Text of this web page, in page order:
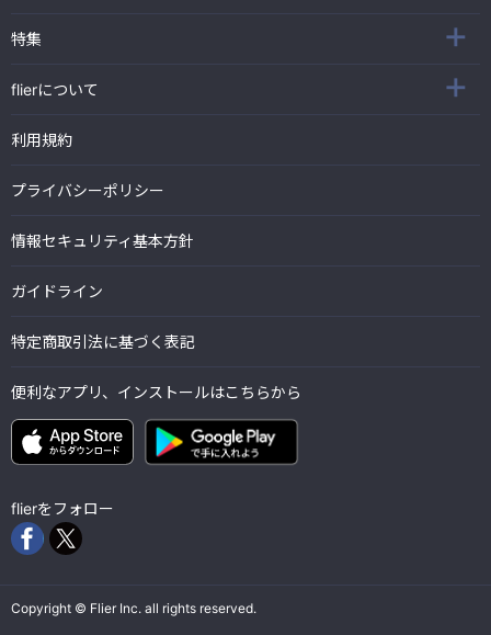
特集
flierについて
利用規約
プライバシーポリシー
情報セキュリティ基本方針
ガイドライン
特定商取引法に基づく表記
便利なアプリ、インストールはこちらから
flierをフォロー
Copyright © Flier Inc. all rights reserved.